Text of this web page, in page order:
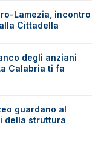
Lamezia, incontro
Cittadella
degli anziani
Calabria ti fa
guardano al
della struttura